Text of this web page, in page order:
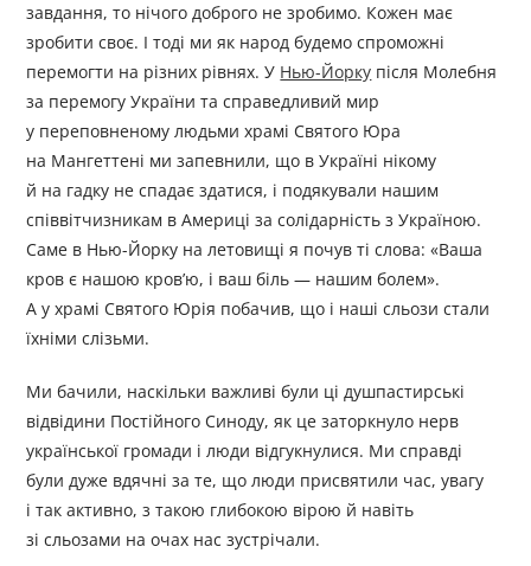
завдання, то нічого доброго не зробимо. Кожен має
зробити своє. І тоді ми як народ будемо спроможні
перемогти на різних рівнях. У Нью-Йорку після Молебня
за перемогу України та справедливий мир
у переповненому людьми храмі Святого Юра
на Мангеттені ми запевнили, що в Україні нікому
й на гадку не спадає здатися, і подякували нашим
співвітчизникам в Америці за солідарність з Україною.
Саме в Нью-Йорку на летовищі я почув ті слова: «Ваша
кров є нашою кров’ю, і ваш біль — нашим болем».
А у храмі Святого Юрія побачив, що і наші сльози стали
їхніми слізьми.
Ми бачили, наскільки важливі були ці душпастирські
відвідини Постійного Синоду, як це заторкнуло нерв
української громади і люди відгукнулися. Ми справді
були дуже вдячні за те, що люди присвятили час, увагу
і так активно, з такою глибокою вірою й навіть
зі сльозами на очах нас зустрічали.